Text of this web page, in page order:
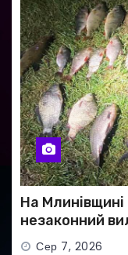
На Млинівщині
незаконний
гривень
Сер 7, 2026